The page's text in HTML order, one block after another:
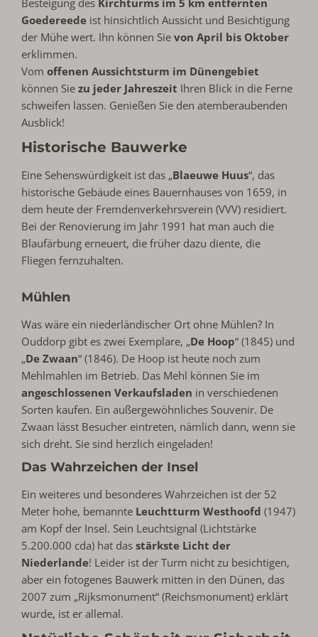
Besteigung des Kirchturms im 5 km entfernten
Goedereede ist hinsichtlich Aussicht und Besichtigung
der Mühe wert. Ihn können Sievon April bis Oktober
erklimmen.
Vomoffenen Aussichtsturm im Dünengebiet
können Siezu jeder Jahreszeit Ihren Blick in die Ferne
schweifen lassen. Genießen Sie den atemberaubenden
Ausblick!
Historische Bauwerke
Eine Sehenswürdigkeit ist das „Blaeuwe Huus“, das
historische Gebäude eines Bauernhauses von 1659, in
dem heute der Fremdenverkehrsverein (VVV) residiert.
Bei der Renovierung im Jahr 1991 hat man auch die
Blaufärbung erneuert, die früher dazu diente, die
Fliegen fernzuhalten.
Mühlen
Was wäre ein niederländischer Ort ohne Mühlen? In
Ouddorp gibt es zwei Exemplare, „De Hoop“ (1845) und
„De Zwaan“ (1846). De Hoop ist heute noch zum
Mehlmahlen im Betrieb. Das Mehl können Sie im
angeschlossenen Verkaufsladen in verschiedenen
Sorten kaufen. Ein außergewöhnliches Souvenir. De
Zwaan lässt Besucher eintreten, nämlich dann, wenn sie
sich dreht. Sie sind herzlich eingeladen!
Das Wahrzeichen der Insel
Ein weiteres und besonderes Wahrzeichen ist der 52
Meter hohe, bemannte Leuchtturm Westhoofd (1947)
am Kopf der Insel. Sein Leuchtsignal (Lichtstärke
5.200.000 cda) hat dasstärkste Licht der
Niederlande! Leider ist der Turm nicht zu besichtigen,
aber ein fotogenes Bauwerk mitten in den Dünen, das
2007 zum „Rijksmonument“ (Reichsmonument) erklärt
wurde, ist er allemal.